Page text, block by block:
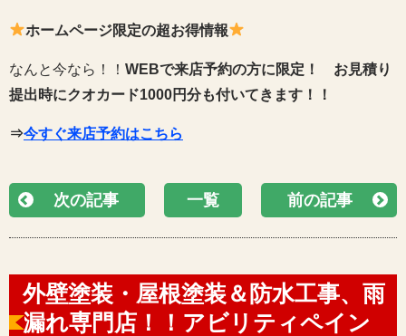
ホームページ限定の超お得情報
なんと今なら！！ WEBで来店予約の方に限定！
お見積り
提出時にクオカード1000円分も付いてきます！！
⇒今すぐ来店予約はこちら
次の記事 一覧 前の記事
外壁塗装・屋根塗装＆防水工事、雨
漏れ専門店！！アビリティペイン